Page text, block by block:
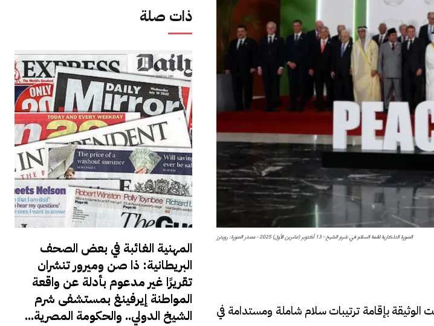
ذات صلة
المهنية الغائبة في بعض الصحف
البريطانية: ذا صن وميرور تنشران
تقريرًا غير مدعوم بأدلة عن واقعة
المواطنة إيرفينغ بمستشفى شرم
الشيخ الدولي.. والحكومة المصرية...
الصورة التذكارية لقمة السلام في شرم الشيخ - 13 أكتوبر (تشرين الأول) 2025 - مصدر الصورة: رويترز
الوثيقة بإقامة ترتيبات سلام شاملة ومستدامة في